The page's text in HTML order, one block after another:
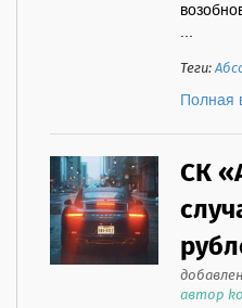
...
Теги:
Полная
СК
автор